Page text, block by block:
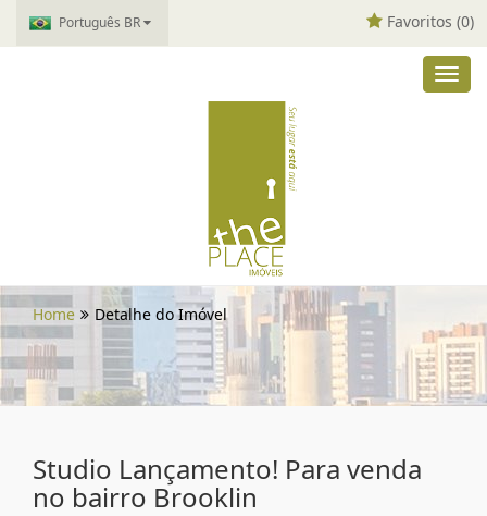
Português BR Favoritos (0)
Home Detalhe do Imóvel
Studio Lançamento! Para venda
no bairro Brooklin